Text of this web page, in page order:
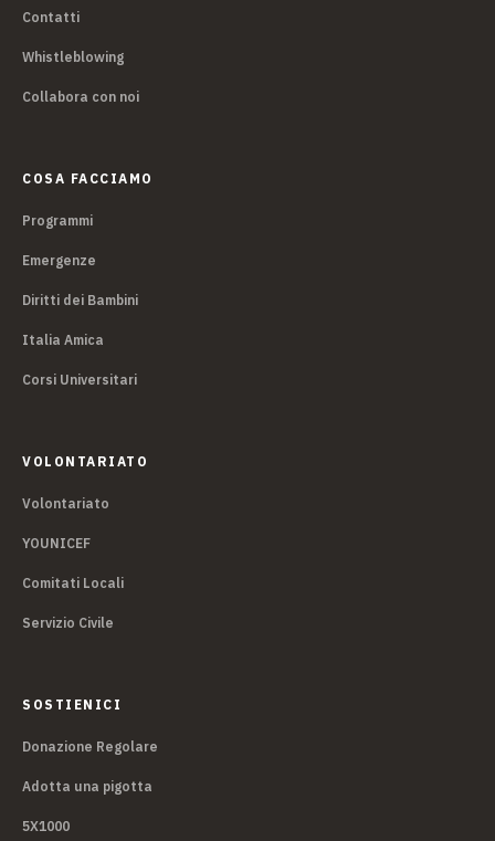
Contatti
Whistleblowing
Collabora con noi
COSA FACCIAMO
Programmi
Emergenze
Diritti dei Bambini
Italia Amica
Corsi Universitari
VOLONTARIATO
Volontariato
YOUNICEF
Comitati Locali
Servizio Civile
SOSTIENICI
Donazione Regolare
Adotta una pigotta
5X1000